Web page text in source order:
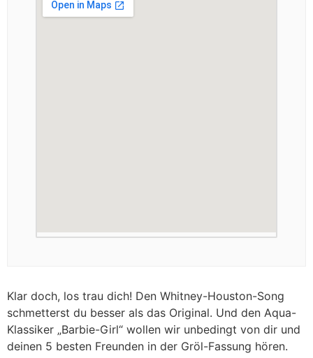
Klar doch, los trau dich! Den Whitney-Houston-Song
schmetterst du besser als das Original. Und den Aqua-
Klassiker „Barbie-Girl“ wollen wir unbedingt von dir und
deinen 5 besten Freunden in der Gröl-Fassung hören.